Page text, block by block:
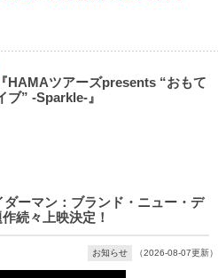
HAMAツアーズpresents “おもて
ブ” -Sparkle-』
ダーマン：ブランド・ニュー・デ
続々上映決定！
お知らせ （2026-08-07更新）